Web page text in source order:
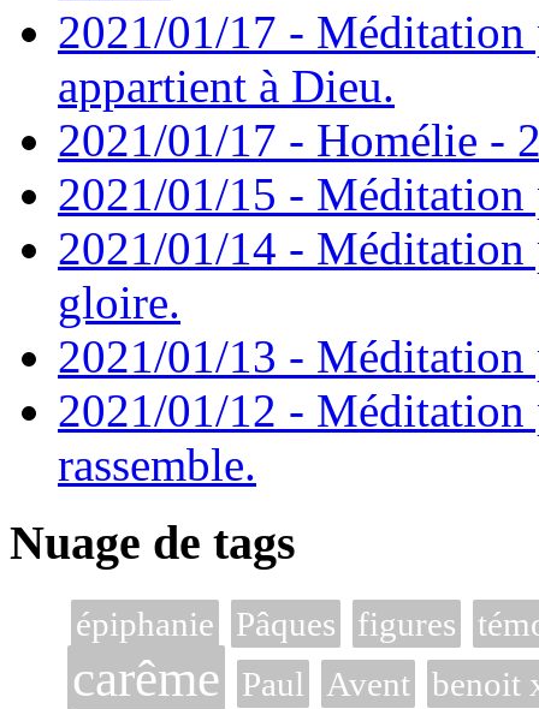
2021/01/17 - Méditation
appartient à Dieu.
2021/01/17 - Homélie -
2021/01/15 - Méditation
2021/01/14 - Méditation
gloire.
2021/01/13 - Méditation
2021/01/12 - Méditation
rassemble.
Nuage de tags
épiphanie Pâques figures
carême Paul Avent benoit